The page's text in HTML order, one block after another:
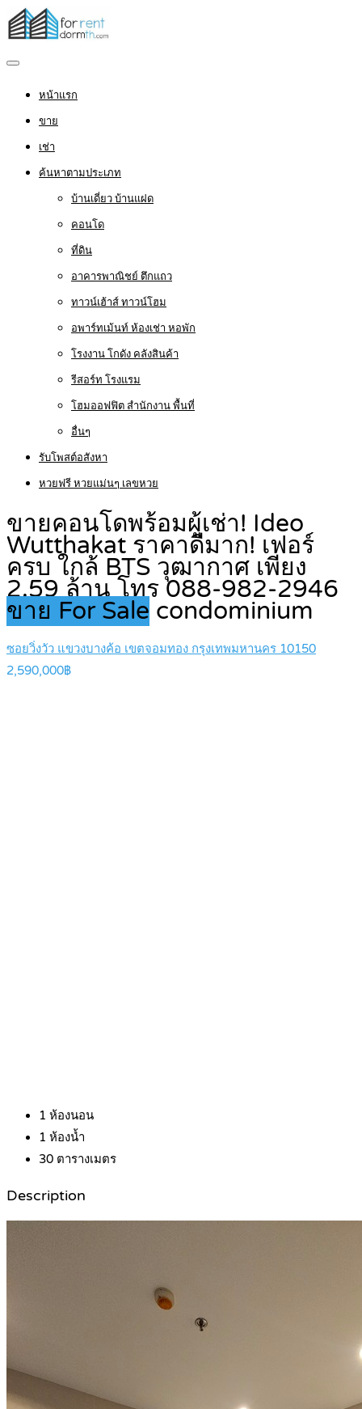
หน้าแรก
ขาย
เช่า
ค้นหาตามประเภท
บ้านเดี่ยว บ้านแฝด
คอนโด
ที่ดิน
อาคารพาณิชย์ ตึกแถว
ทาวน์เฮ้าส์ ทาวน์โฮม
อพาร์ทเม้นท์ ห้องเช่า หอพัก
โรงงาน โกดัง คลังสินค้า
รีสอร์ท โรงแรม
โฮมออฟฟิต สำนักงาน พื้นที่
อื่นๆ
รับโพสต์อสังหา
หวยฟรี หวยแม่นๆ เลขหวย
ขายคอนโดพร้อมผู้เช่า! Ideo
Wutthakat ราคาดีมาก! เฟอร์
ครบ ใกล้ BTS วุฒากาศ เพียง
2.59 ล้าน โทร 088-982-2946
ขาย For Sale condominium
ซอยวิ่งวัว แขวงบางค้อ เขตจอมทอง กรุงเทพมหานคร 10150
2,590,000฿
1 ห้องนอน
1 ห้องน้ำ
30 ตารางเมตร
Description